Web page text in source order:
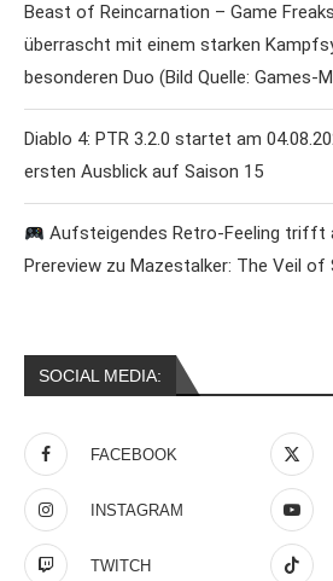
Beast of Reincarnation – Game
überrascht mit einem starken
besonderen Duo (Bild Quelle: Games-
Diablo 4: PTR 3.2.0 startet am
ersten Ausblick auf Saison 15
Aufsteigendes Retro-Feeling trifft
Prereview zu Mazestalker: The Veil of
SOCIAL MEDIA:
FACEBOOK
INSTAGRAM
TWITCH